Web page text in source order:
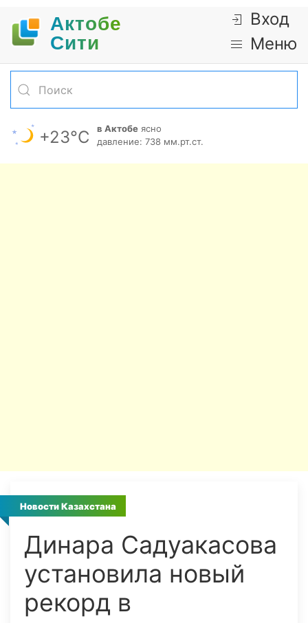
Актобе
Cити
Вход
Меню
+23°С в Актобе ясно
давление: 738 мм.рт.ст.
Новости Казахстана
Динара Садуакасова
установила новый
рекорд в